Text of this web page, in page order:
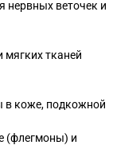
нервных веточек и
тканей
в коже, подкожной
(флегмоны) и